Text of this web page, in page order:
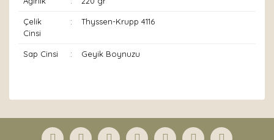
Çelik
Cinsi
: Thyssen-Krupp 4116
Sap Cinsi : Geyik Boynuzu
formunu kullanarak tarafımıza iletebilirsiniz.
Görüş ve önerileriniz için teşekkür ederiz.